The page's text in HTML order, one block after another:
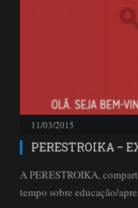
11/03/2015
PERESTROIKA –
A PERESTROIKA,
tempo sobre educação/